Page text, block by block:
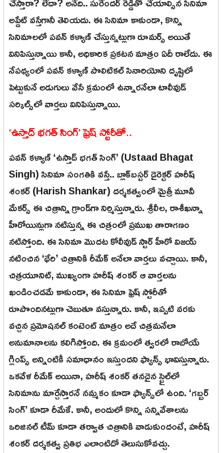
అప్డేట్ వస్తేగానీ తెలియదు. ఈ సినిమా కాకుండా, కొన్ని
సినిమాలలో పవన్ కళ్యాణ్ చేస్తున్నట్లుగా రూమర్స్ అయితే
వినిపిస్తున్నాయి కానీ, అధికారిక ప్రకటన మాత్రం ఏదీ రాలేదు. ఈ
నేపథ్యంలో పవన్ కళ్యాణ్ పొలిటికల్ సినారియోని దృష్టిలో
పెట్టుకునే అడుగులు వేసే క్రమంలో ఉన్నారనేలా టాలీవుడ్
సర్కిల్స్‌లో వార్తలు వినిపిస్తున్నాయి.
‘ఉస్తాద్ భగత్ సింగ్’ ఫ్రెష్ స్టోరీతో..
పవన్ కళ్యాణ్ ‘ఉస్తాద్ భగత్ సింగ్’ (Ustaad Bhagat
Singh) సినిమా సంగతికి వస్తే.. బ్లాక్‌బస్టర్ డైరెక్టర్ హరీష్
శంకర్ (Harish Shankar) దర్శకత్వంలో మైత్రీ మూవీ
మేకర్స్ ఈ చిత్రాన్ని గ్రాండ్‌గా నిర్మిస్తున్నారు. శ్రీలీల, రాశీఖన్నా
హీరోయిన్లుగా నటిస్తున్న ఈ చిత్రంలో ప్రముఖ తారాగణం
నటిస్తోంది. ఈ సినిమా మొదట కోలీవుడ్ స్టార్ హీరో విజయ్
నటించిన ‘థేరి’ చిత్రానికి రీమేక్ అనేలా వార్తలు వచ్చాయి. కానీ,
చిత్రయూనిట్, ముఖ్యంగా హరీష్ శంకర్ ఆ వార్తలను
ఖండించడమే కాకుండా, ఈ సినిమా ఫ్రెష్ స్టోరీతో
రూపొందినట్లుగా చెబుతూ వస్తున్నారు. కానీ, ఇప్పటి వరకు
వచ్చిన ప్రమోషనల్ కంటెంట్ మాత్రం అదే చిత్రమనేలా
అనుమానాలను కలిగిస్తోంది. ఈ క్రమంలో త్వరలో రాబోయే
గ్లింప్స్ అన్నింటికీ సమాధానం ఇస్తుందని ఫ్యాన్స్ భావిస్తున్నారు.
ఒకవేళ రీమేక్ అయినా, హరీష్ శంకర్ తనదైన స్టైల్‌లో
సినిమాను మార్చేస్తారనే నమ్మకం కూడా ఫ్యాన్స్‌లో ఉంది. ‘గబ్బర్
సింగ్’ కూడా రీమేకే. కానీ, అందులో కొన్ని సన్నివేశాలను
ఒరిజినల్ టీమ్ కూడా తర్వాత చిత్రానికి వాడుకుందంటే, హరీష్
శంకర్ దర్శకత్వ ప్రతిభ ఎలాంటిదో తెలుసుకోవచ్చు.